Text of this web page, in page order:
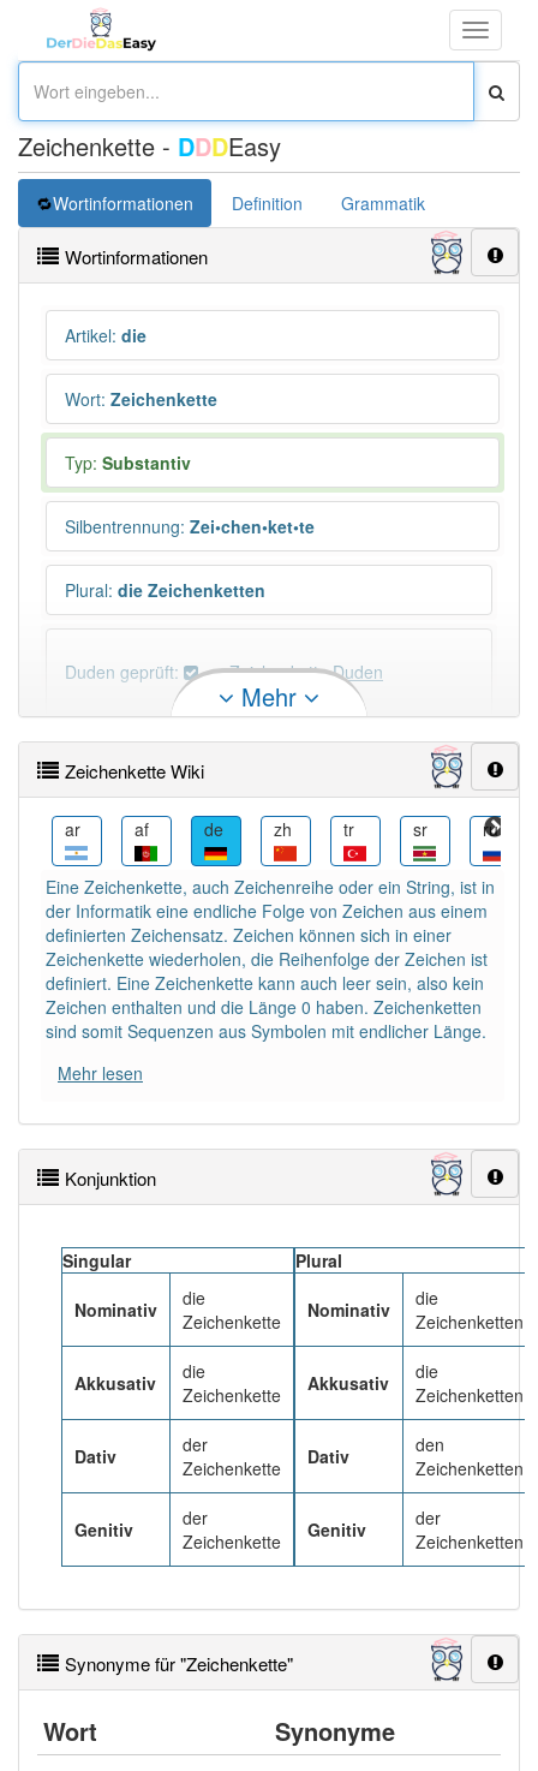
Toggle
Zeichenkette - DDDEasy
Wortinformationen Definition Grammatik
Wortinformationen
Artikel: die
Wort: Zeichenkette
Typ: Substantiv
Silbentrennung: Zei•chen•ket•te
Plural: die Zeichenketten
Duden geprüft: Zeichenkette Duden
PowerIndex:5
Häufigkeit: 4 von 10
Wörter mit Endung-zeichenkette: 1
Wörter mit Endung-zeichenketteaber mit einem
anderen Artikel die: 0
99% unserer Spielapp-Nutzer haben den Artikel
Mehr
Zeichenkette Wiki
ar af de zh tr sr ru
Eine Zeichenkette, auch Zeichenreihe oder ein String, ist in
der Informatik eine endliche Folge von Zeichen aus einem
definierten Zeichensatz. Zeichen können sich in einer
Zeichenkette wiederholen, die Reihenfolge der Zeichen ist
definiert. Eine Zeichenkette kann auch leer sein, also kein
Zeichen enthalten und die Länge 0 haben. Zeichenketten
sind somit Sequenzen aus Symbolen mit endlicher Länge.
Mehr lesen
Konjunktion
Singular
Nominativ
die
Zeichenkette
Akkusativ
die
Zeichenkette
Dativ
der
Zeichenkette
Genitiv
der
Zeichenkette
Plural
Nominativ
die
Zeichenketten
Akkusativ
die
Zeichenketten
Dativ
den
Zeichenketten
Genitiv
der
Zeichenketten
Synonyme für "Zeichenkette"
Wort Synonyme